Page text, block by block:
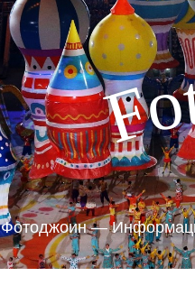
Fo
Фотоджоин —